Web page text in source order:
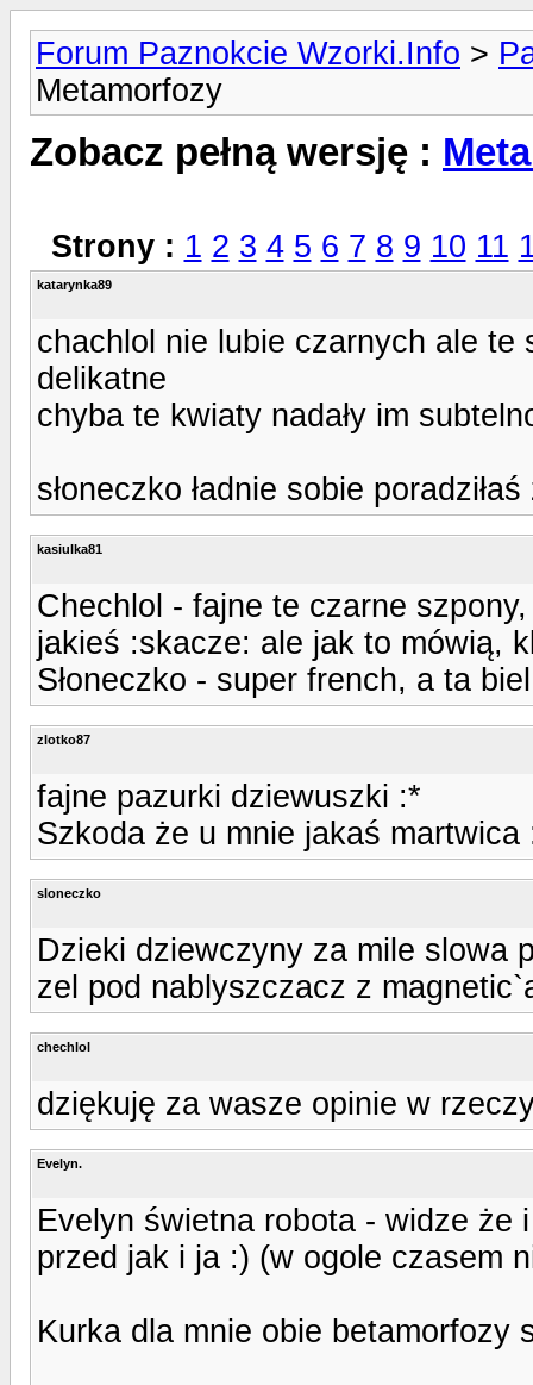
Forum Paznokcie Wzorki.Info >
Metamorfozy
Zobacz pełną wersję :
Strony : 1 2 3 4 5 6 7 8 9 10 11
katarynka89
chachlol nie lubie czarnych ale te
delikatne
chyba te kwiaty nadały im
słoneczko ładnie sobie
kasiulka81
Chechlol - fajne te czarne
jakieś :skacze: ale jak to mówią,
Słoneczko - super french, a ta
zlotko87
fajne pazurki dziewuszki :*
Szkoda że u mnie jakaś martwica
sloneczko
Dzieki dziewczyny za mile slowa
zel pod nablyszczacz z
chechlol
dziękuję za wasze opinie w
Evelyn.
Evelyn świetna robota - widze że
przed jak i ja :) (w ogole czasem
Kurka dla mnie obie betamorfozy